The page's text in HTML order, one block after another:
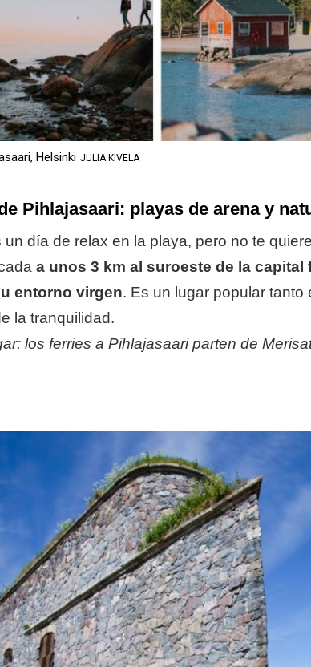
Helsinki JULIA KIVELA
Pihlajasaari: playas de arena y
un día de relax en la playa, pero no te
a unos 3 km al suroeste de la capital
entorno virgen. Es un lugar popular
la tranquilidad.
los ferries a Pihlajasaari parten de